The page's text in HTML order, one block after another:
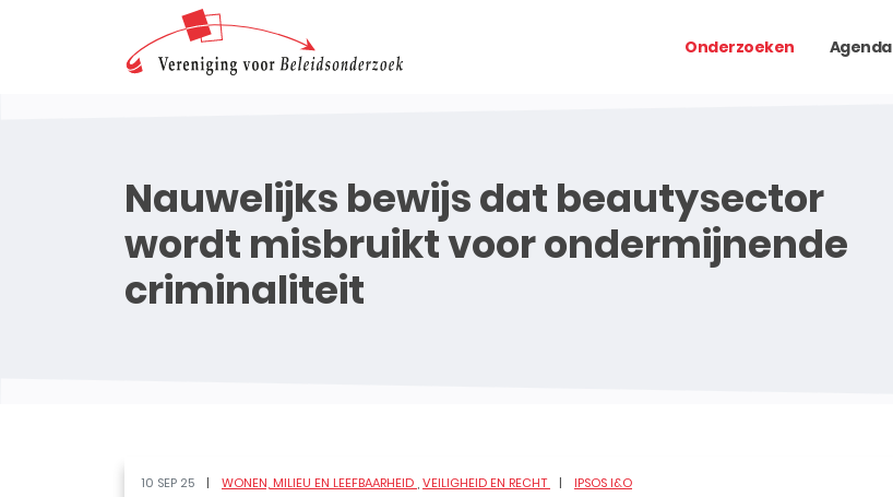
Onderzoeken Agenda
Nauwelijks bewijs dat beautysector
wordt misbruikt voor ondermijnende
criminaliteit
10 SEP 25 WONEN, MILIEU EN LEEFBAARHEID VEILIGHEID EN RECHT IPSOS I&O